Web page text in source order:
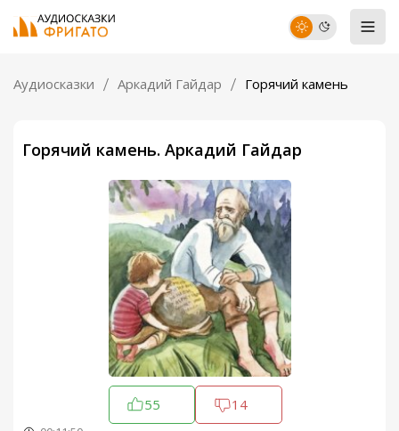
Аудиосказки Аркадий Гайдар Горячий камень
Горячий камень. Аркадий Гайдар
55 14